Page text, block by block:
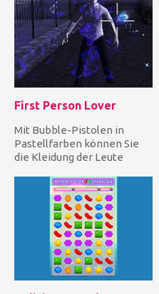
First Person Lover
Mit Bubble-Pistolen in
Pastellfarben können Sie
die Kleidung der Leute